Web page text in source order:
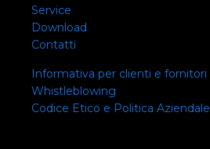
Service
Download
Contatti
Informativa per clienti e fornitori
Whistleblowing
Codice Etico e Politica Aziendale